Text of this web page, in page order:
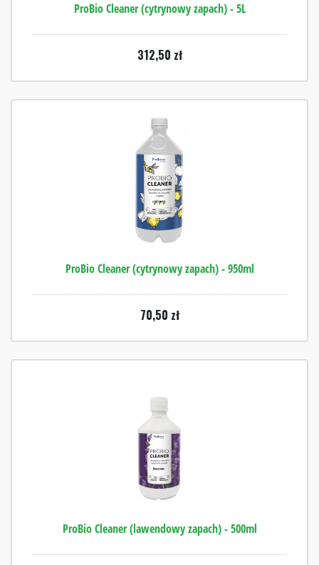
ProBio Cleaner (cytrynowy zapach) - 5L
312,50 zł
ProBio Cleaner (cytrynowy zapach) - 950ml
70,50 zł
ProBio Cleaner (lawendowy zapach) - 500ml